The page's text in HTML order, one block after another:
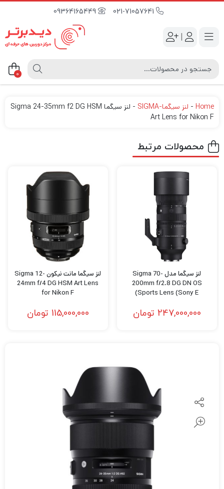
09364165449
|
0
Home
- لنز سیگما-SIGMA -
لنز سیگما Sigma 24-35mm f2 DG HSM
Art Lens for Nikon F
محصولات مرتبط
لنز سیگما مدل Sigma 70-
200mm f/2.8 DG DN OS
Sports Lens (Sony E)
247,000,000 تومان
لنز سیگما مانت نیکون Sigma 12-
24mm f/4 DG HSM Art Lens
for Nikon F
115,000,000 تومان